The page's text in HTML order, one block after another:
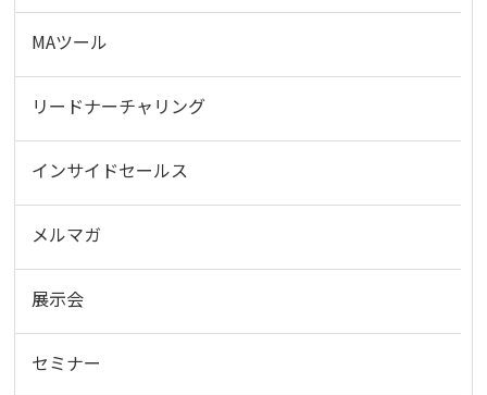
MAツール
リードナーチャリング
インサイドセールス
メルマガ
展示会
セミナー